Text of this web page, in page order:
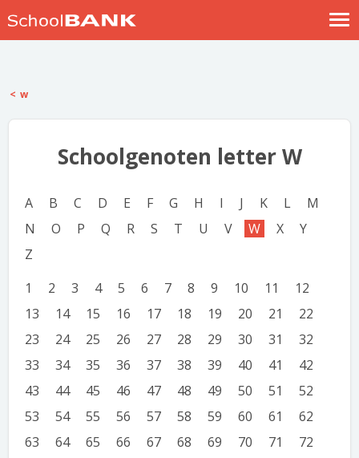
Help
w
Schoolgenoten letter W
A B C D E F G H I J K L
M
N
O P Q R S T U V W X
Y
Z
1
2 3 4 5 6 7 8 9 10 11
12
13
14 15 16 17 18 19 20 21
22
23
24 25 26 27 28 29 30 31
32
33
34 35 36 37 38 39 40 41
42
43
44 45 46 47 48 49 50 51
52
53
54 55 56 57 58 59 60 61
62
63
64 65 66 67 68 69 70 71
72